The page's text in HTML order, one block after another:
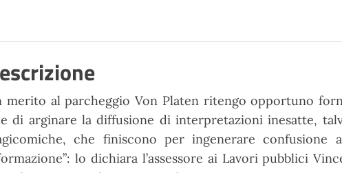
merito al parcheggio Von Platen ritengo opportuno
di arginare la diffusione di interpretazioni inesatte,
che finiscono per ingenerare confusione
lo dichiara l’assessore ai Lavori pubblici